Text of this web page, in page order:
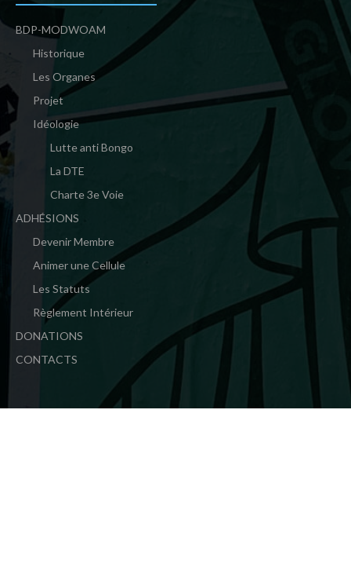
BDP-MODWOAM
Historique
Les Organes
Projet
Idéologie
Lutte anti Bongo
La DTE
Charte 3e Voie
ADHÉSIONS
Devenir Membre
Animer une Cellule
Les Statuts
Règlement Intérieur
DONATIONS
CONTACTS